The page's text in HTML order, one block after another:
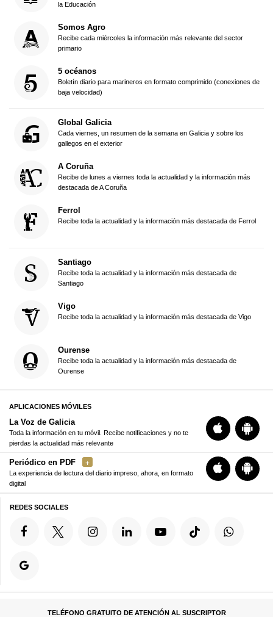
la Educación
Somos Agro
Recibe cada miércoles la información más relevante del sector
primario
5 océanos
Boletín diario para marineros en formato comprimido (conexiones de
baja velocidad)
Global Galicia
Cada viernes, un resumen de la semana en Galicia y sobre los
gallegos en el exterior
A Coruña
Recibe de lunes a viernes toda la actualidad y la información más
destacada de A Coruña
Ferrol
Recibe toda la actualidad y la información más destacada de Ferrol
Santiago
Recibe toda la actualidad y la información más destacada de
Santiago
Vigo
Recibe toda la actualidad y la información más destacada de Vigo
Ourense
Recibe toda la actualidad y la información más destacada de
Ourense
APLICACIONES MÓVILES
La Voz de Galicia
Toda la información en tu móvil. Recibe notificaciones y no te
pierdas la actualidad más relevante
Periódico en PDF
La experiencia de lectura del diario impreso, ahora, en formato
digital
REDES SOCIALES
TELÉFONO GRATUITO DE ATENCIÓN AL SUSCRIPTOR